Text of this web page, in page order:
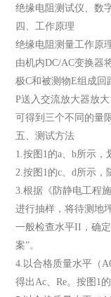
绝缘电阻测试仪、数
四、工作原理
绝缘电阻测量工作原
由机内DC/AC变换器
极C和被测物E组成
P送入交流放大器放
可得到三个不同的量
五、测试方法
1.按图1的a、b所示，
2.按图1的c、d所示，
3.根据《防静电工程
进行抽样，将待测地
一般检查水平II，确
案”。
4.以合格质量水平（
得出Ac、Re。按图1